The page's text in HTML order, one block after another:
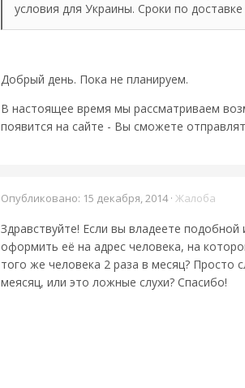
условия для Украины. Сроки по
Добрый день. Пока не планируем.
В настоящее время мы рассматриваем
появится на сайте - Вы сможете
Опубликовано: 15 декабря, 2014· Жалоба
Здравствуйте! Если вы владеете
оформить её на адрес человека, на
того же человека 2 раза в месяц? Просто
меясяц, или это ложные слухи? Спасибо!